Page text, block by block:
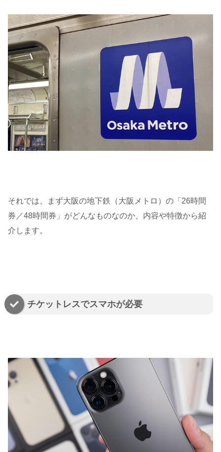
それでは、まず大阪の地下鉄（大阪メトロ）の「26時間
券／48時間券」がどんなものなのか、内容や特徴から紹
介します。
チケットレスでスマホが必要